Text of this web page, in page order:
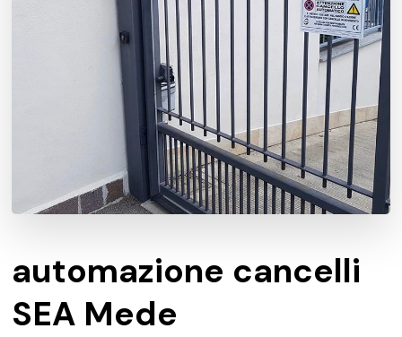
automazione cancelli
SEA Mede